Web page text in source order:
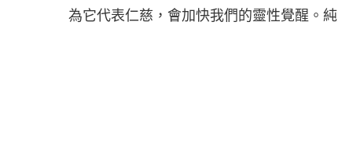
為它代表仁慈，會加快我們的靈性覺醒。